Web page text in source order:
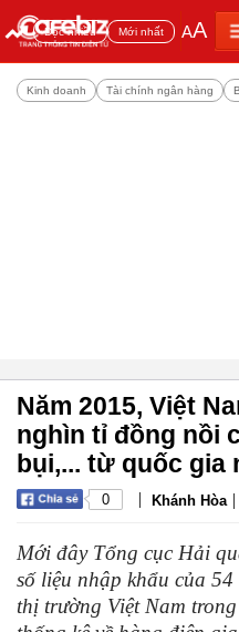
Đọc nhiều Mới nhất AA
Kinh doanh Tài chính ngân hàng
Năm 2015, Việt
nghìn tỉ đồng nồi
bụi,... từ quốc gia
0 | Khánh Hòa |
Mới đây Tổng cục Hải
số liệu nhập khẩu của
thị trường Việt Nam